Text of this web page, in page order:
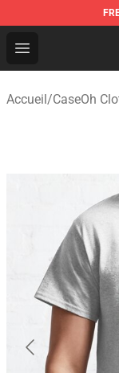
Open menu
CaseOh
Accueil/CaseOh